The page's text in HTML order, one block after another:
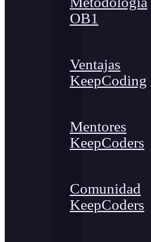
OB1
Ventajas
KeepCoding
Mentores
KeepCoders
Comunidad
KeepCoders